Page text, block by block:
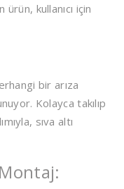
kullanıcı için
bir arıza
Kolayca takılıp
sıva altı